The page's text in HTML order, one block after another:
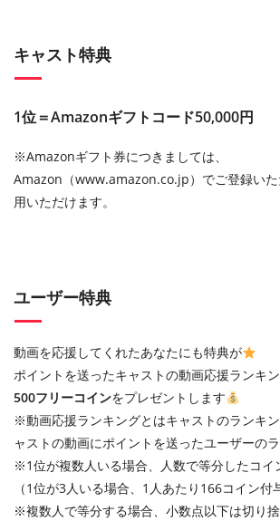
キャスト特典
1位＝Amazonギフトコード50,000円
※Amazonギフト券につきましては、
Amazon（www.amazon.co.jp）でご登録いた
用いただけます。
ユーザー特典
動画を応援してくれたあなたにも特典が
ポイントを送ったキャストの動画応援ランキ
500フリーコインをプレゼントします
※動画応援ランキングとはキャストのランキ
ャストの動画にポイントを送ったユーザーのラ
※1位が複数人いる場合、人数で等分したコイ
（1位が3人いる場合、1人あたり166コイン付
※複数人で等分する場合、小数点以下は切り捨